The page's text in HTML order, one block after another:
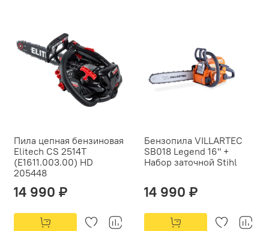
Пила цепная бензиновая
Elitech CS 2514T
(E1611.003.00) HD
205448
14 990 ₽
Бензопила VILLARTEC
SB018 Legend 16" +
Набор заточной Stihl
14 990 ₽